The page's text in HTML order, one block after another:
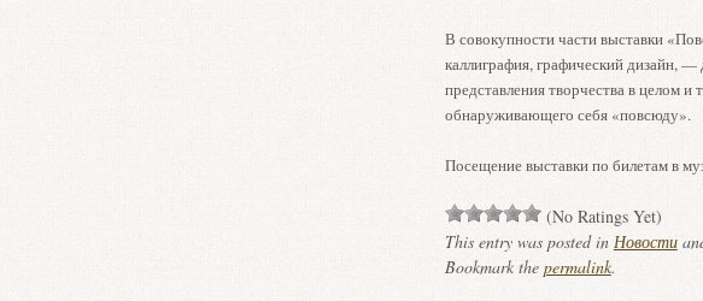
В совокупности части выставки
каллиграфия, графический дизайн,
представления творчества в целом
обнаруживающего себя «повсюду».
Посещение выставки по билетам в
(No Ratings Yet)
This entry was posted in Новости
Bookmark the permalink.